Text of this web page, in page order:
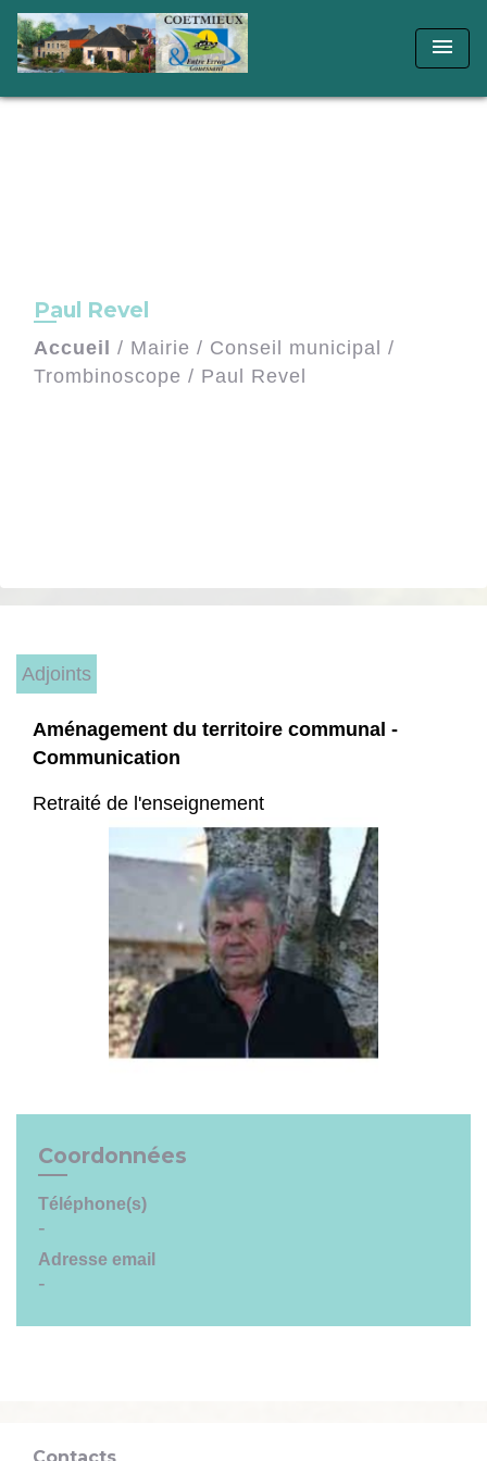
menu
Paul Revel
Accueil / Mairie / Conseil municipal /
Trombinoscope / Paul Revel
Adjoints
Aménagement du territoire communal -
Communication
Retraité de l'enseignement
Coordonnées
Téléphone(s)
-
Adresse email
-